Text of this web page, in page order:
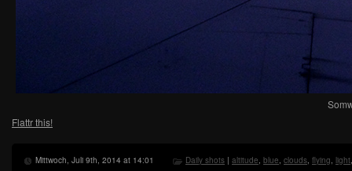
Flattr this!
Mittwoch, Juli 9th, 2014 at 14:01 Daily shots | altitude, blue, clouds, flying, light